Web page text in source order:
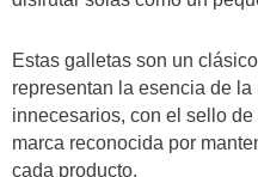
Estas galletas son un
representan la esencia de
innecesarios, con el sello
marca reconocida por
cada producto.